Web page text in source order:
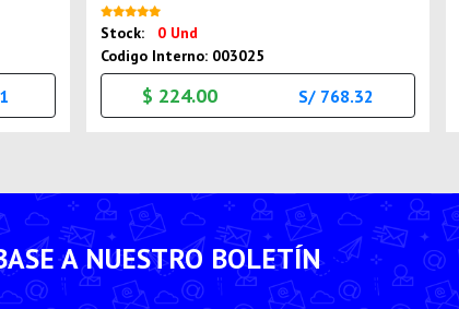
Stock:
0 Und
Codigo Interno: 003025
$ 224.00 S/ 768.32
A NUESTRO BOLETÍN